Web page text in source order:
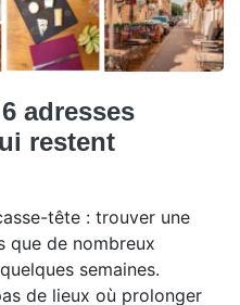
adresses
restent
tête : trouver une
que de nombreux
semaines.
de lieux où prolonger